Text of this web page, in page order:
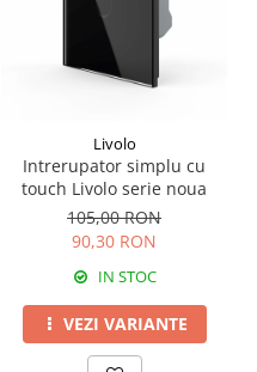
Livolo
Intrerupator simplu cu
touch Livolo serie noua
105,00 RON
90,30 RON
IN STOC
VEZI VARIANTE